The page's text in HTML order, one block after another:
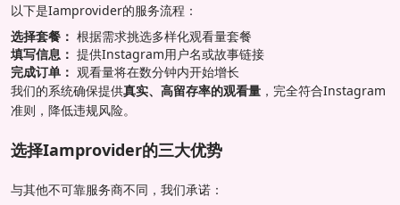
以下是Iamprovider的服务流程：
选择套餐： 根据需求挑选多样化观看量套餐
填写信息： 提供Instagram用户名或故事链接
完成订单： 观看量将在数分钟内开始增长
我们的系统确保提供真实、高留存率的观看量 ，完全符合Instagram
准则，降低违规风险。
选择Iamprovider的三大优势
与其他不可靠服务商不同，我们承诺：